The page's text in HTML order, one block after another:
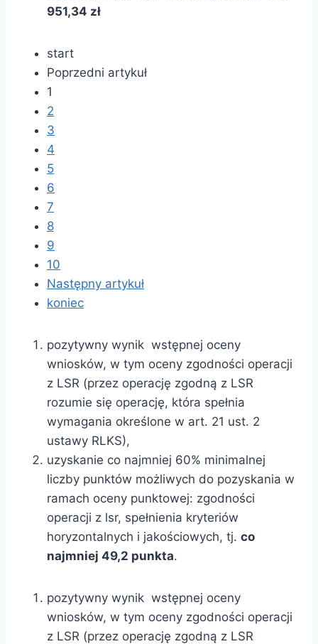
951,34 zł
start
Poprzedni artykuł
1
2
3
4
5
6
7
8
9
10
Następny artykuł
koniec
pozytywny wynik wstępnej oceny
wniosków, w tym oceny zgodności operacji
z LSR (przez operację zgodną z LSR
rozumie się operację, która spełnia
wymagania określone w art. 21 ust. 2
ustawy RLKS),
uzyskanie co najmniej 60% minimalnej
liczby punktów możliwych do pozyskania w
ramach oceny punktowej: zgodności
operacji z lsr, spełnienia kryteriów
horyzontalnych i jakościowych, tj. co
najmniej 49,2 punkta.
pozytywny wynik wstępnej oceny
wniosków, w tym oceny zgodności operacji
z LSR (przez operację zgodną z LSR